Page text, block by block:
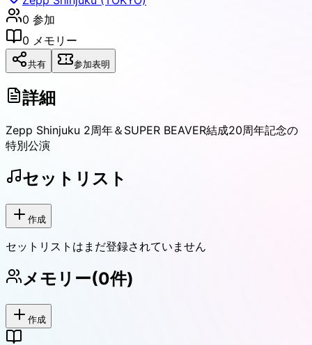
0 参加
0 メモリー
共有 参加表明
詳細
Zepp Shinjuku 2周年＆SUPER BEAVER結成20周年記念の
特別公演
セットリスト
作成
セットリストはまだ登録されていません
メモリー(0件)
作成